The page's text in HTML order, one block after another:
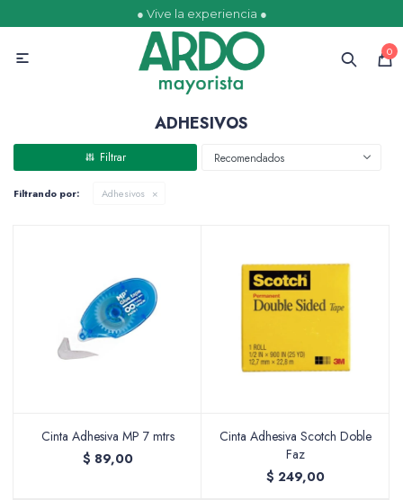
● Vive la experiencia ●
0

ADHESIVOS
Recomendados
Filtrando por: Adhesivos
Cinta Adhesiva MP 7 mtrs
$ 89,00
Cinta Adhesiva Scotch Doble
Faz
$ 249,00
Ofertas Escolares
Golosinas
Papelería